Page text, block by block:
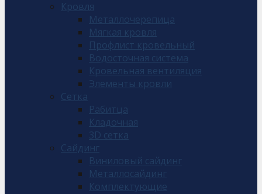
Кровля
Металлочерепица
Мягкая кровля
Профлист кровельный
Водосточная система
Кровельная вентиляция
Элементы кровли
Сетка
Рабитца
Кладочная
3D сетка
Сайдинг
Виниловый сайдинг
Металлосайдинг
Комплектующие